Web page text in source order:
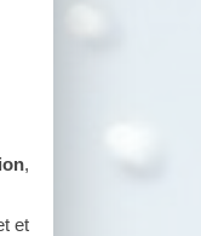
,
et